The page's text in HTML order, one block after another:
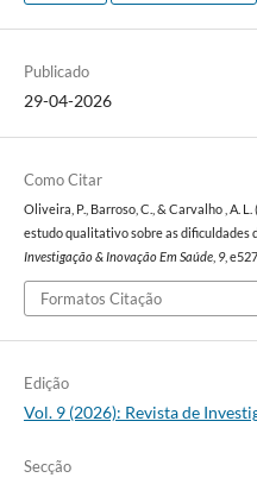
Publicado
29-04-2026
Como Citar
Oliveira, P., Barroso, C., & Carvalho , A.
estudo qualitativo sobre as dificuldades
Investigação & Inovação Em Saúde, 9,
Formatos Citação
Edição
Vol. 9 (2026): Revista de
Secção